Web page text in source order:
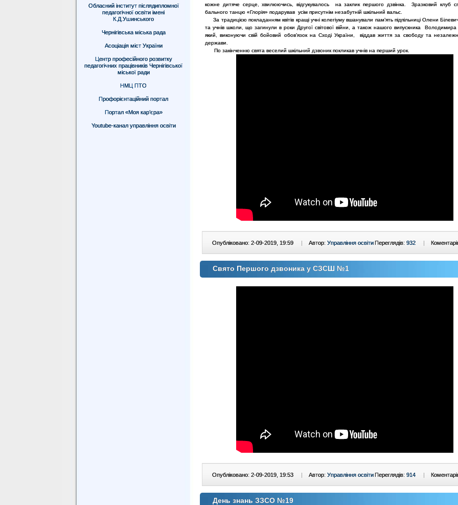
Обласний інститут післядипломної
педагогічної освіти імені
К.Д.Ушинського
Чернігівська міська рада
Асоціація міст України
Центр професійного розвитку
педагогічних працівників Чернігівської
міської ради
НМЦ ПТО
Профорієнтаційний портал
Портал «Моя кар’єра»
Youtube-канал управління освіти
кожне дитяче серце, хвилюючись, відгукувалось на заклик першого дзвінка. Зразковий клуб
бального танцю «Глорія» подарував усім присутнім незабутній шкільний вальс.
За традицією покладанням квітів кращі учні колегіуму вшанували пам’ять підпільниці Олени
та учнів школи, що загинули в роки Другої світової війни, а також нашого випускника
який, виконуючи свій бойовий обов’язок на Сході України, віддав життя за свободу та
держави.
По закінченню свята веселий шкільний дзвоник покликав учнів на перший урок.
Опубліковано: 2-09-2019, 19:59 | Автор: Управління освітиПереглядів: 932 |
Свято Першого дзвоника у СЗСШ №1
Опубліковано: 2-09-2019, 19:53 | Автор: Управління освітиПереглядів: 914 |
День знань ЗЗСО №19